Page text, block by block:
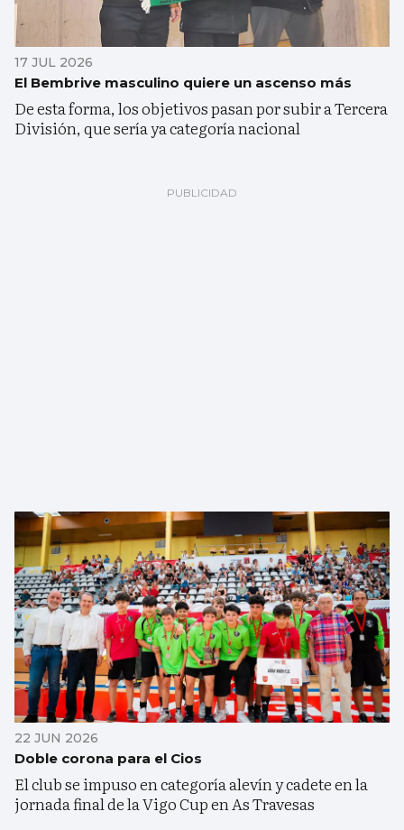
17 JUL 2026
El Bembrive masculino quiere un ascenso más
De esta forma, los objetivos pasan por subir a Tercera
División, que sería ya categoría nacional
22 JUN 2026
Doble corona para el Cios
El club se impuso en categoría alevín y cadete en la
jornada final de la Vigo Cup en As Travesas